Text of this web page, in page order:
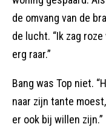
de omvang van de
de lucht. “Ik zag
erg raar.”
Bang was Top niet.
naar zijn tante
er ook bij willen zijn.”